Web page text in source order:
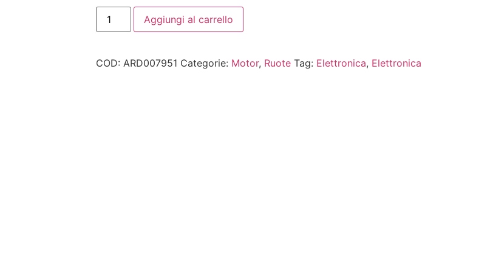
Aggiungi al carrello
COD: ARD007951 Categorie: Motor, Ruote Tag: Elettronica, Elettronica